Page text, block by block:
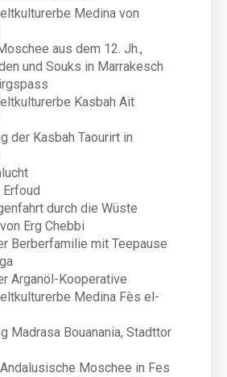
Medina von
aus dem 12. Jh.,
und Souks in Marrakesch
Kasbah Ait
der Kasbah Taourirt in
durch die Wüste
Erg Chebbi
Berberfamilie mit Teepause
Arganöl-Kooperative
Medina Fès el-
Madrasa Bouanania, Stadttor
Moschee in Fes